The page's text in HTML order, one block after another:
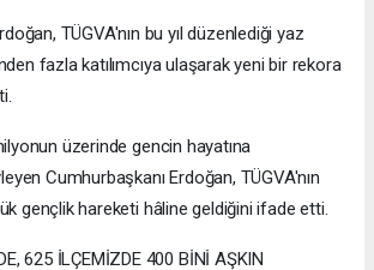
TÜGVA'nın bu yıl düzenlediği yaz
fazla katılımcıya ulaşarak yeni bir rekora
üzerinde gencin hayatına
Cumhurbaşkanı Erdoğan, TÜGVA'nın
gençlik hareketi hâline geldiğini ifade etti.
625 İLÇEMİZDE 400 BİNİ AŞKIN